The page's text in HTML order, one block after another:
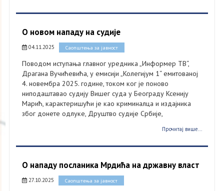
О новом нападу на судије
04.11.2025 Саопштења за јавност
Поводом иступања главног уредника „Информер ТВ“,
Драгана Вучићевића, у емисији „Колегијум 1“ емитованој
4. новембра 2025. године, током ког је поново
ниподаштавао судију Вишег суда у Београду Ксенију
Марић, карактеришући је као криминалца и издајника
због донете одлуке, Друштво судије Србије,
Прочитај више...
О нападу посланика Мрдића на државну власт
27.10.2025 Саопштења за јавност